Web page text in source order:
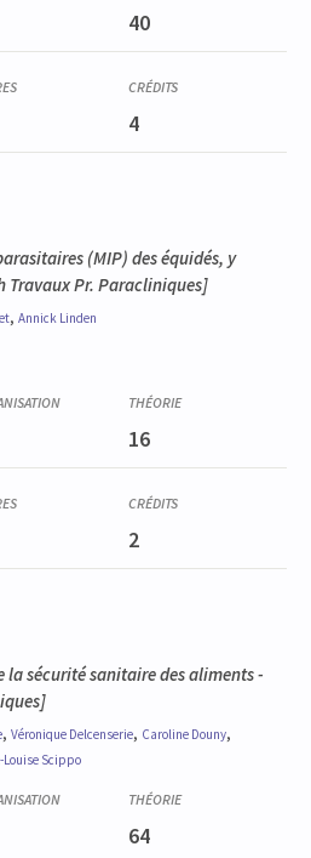
domestiques
40
4
(MIP) des équidés, y
Travaux Pr. Paracliniques]
, Annick Linden
domestiques
16
2
la sécurité sanitaire des aliments-
, Véronique Delcenserie, Caroline Douny,
Louise Scippo
64